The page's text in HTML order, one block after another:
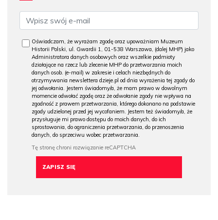
Oświadczam, że wyrażam zgodę oraz upoważniam Muzeum
Historii Polski, ul. Gwardii 1, 01-538 Warszawa, (dalej MHP) jako
Administratora danych osobowych oraz wszelkie podmioty
działające na rzecz lub zlecenie MHP do przetwarzania moich
danych osob. (e-mail) w zakresie i celach niezbędnych do
otrzymywania newslettera dzieje.pl od dnia wyrażenia tej zgody do
jej odwołania. Jestem świadomy/a, że mam prawo w dowolnym
momencie odwołać zgodę oraz że odwołanie zgody nie wpływa na
zgodność z prawem przetwarzania, którego dokonano na podstawie
zgody udzielonej przed jej wycofaniem. Jestem też świadomy/a, że
przysługuje mi prawo dostępu do moich danych, do ich
sprostowania, do ograniczenia przetwarzania, do przenoszenia
danych, do sprzeciwu wobec przetwarzania.